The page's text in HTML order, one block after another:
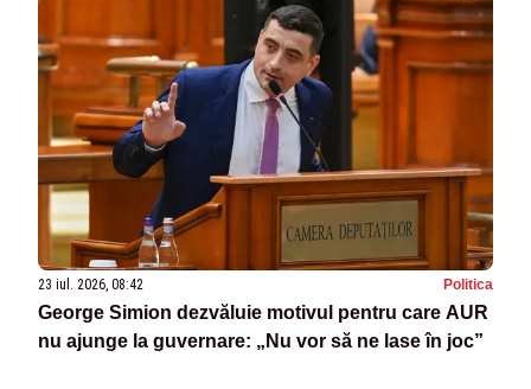
23 iul. 2026, 08:42 Politica
George Simion dezvăluie motivul pentru care AUR
nu ajunge la guvernare: „Nu vor să ne lase în joc”